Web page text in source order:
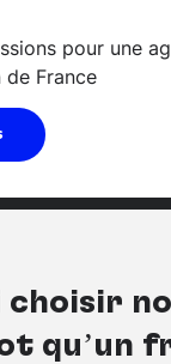
pour une
France
choisir
qu’un